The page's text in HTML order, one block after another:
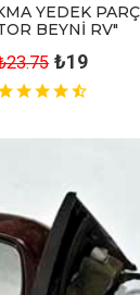
YEDEK
BEYNİ RV"
₺19